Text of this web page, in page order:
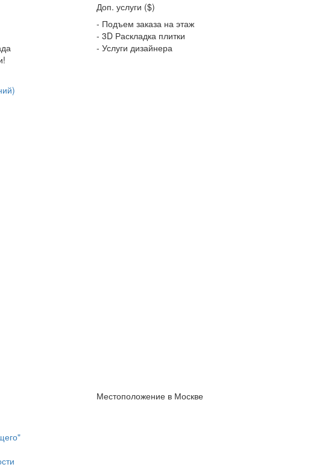
Доп. услуги ($)
- Подъем заказа на этаж
- 3D Раскладка плитки
- Услуги дизайнера
Местоположение в Москве